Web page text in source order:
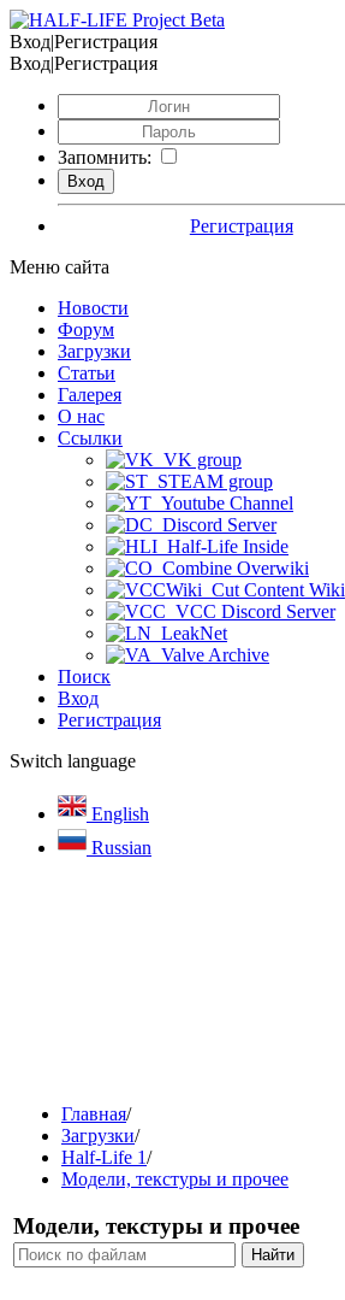
Вход|Регистрация
Вход|Регистрация
Запомнить:
Регистрация
Меню сайта
Новости
Форум
Загрузки
Статьи
Галерея
О нас
Ссылки
VK group
STEAM group
Youtube Channel
Discord Server
Half-Life Inside
Combine Overwiki
Cut Content Wiki
VCC Discord Server
LeakNet
Valve Archive
Поиск
Вход
Регистрация
Switch language
English
Russian
Главная/
Загрузки/
Half-Life 1/
Модели, текстуры и прочее
Модели, текстуры и прочее